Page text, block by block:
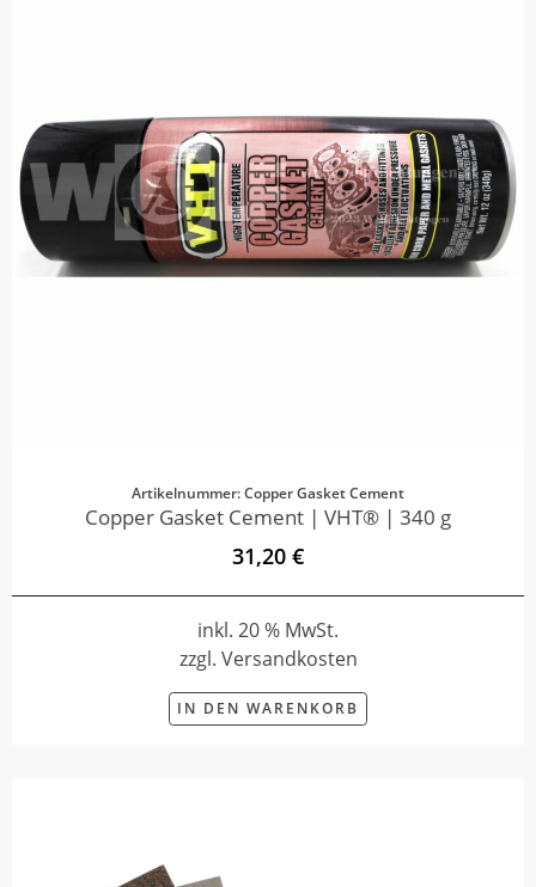
Artikelnummer: Copper Gasket Cement
Copper Gasket Cement | VHT® | 340 g
31,20 €
inkl. 20 % MwSt.
zzgl. Versandkosten
IN DEN WARENKORB